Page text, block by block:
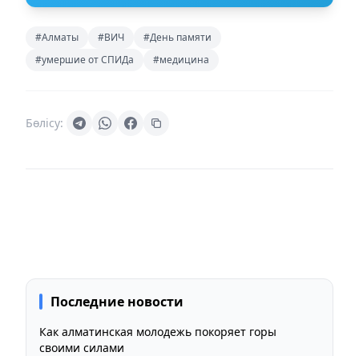
#Алматы #ВИЧ
#День памяти
#умершие от СПИДа
#медицина
Бөлісу:
Последние новости
Как алматинская молодежь покоряет горы
своими силами